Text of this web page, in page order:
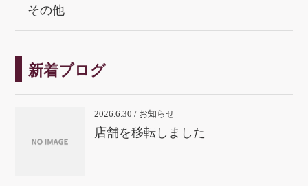
その他
新着ブログ
2026.6.30 / お知らせ
店舗を移転しました